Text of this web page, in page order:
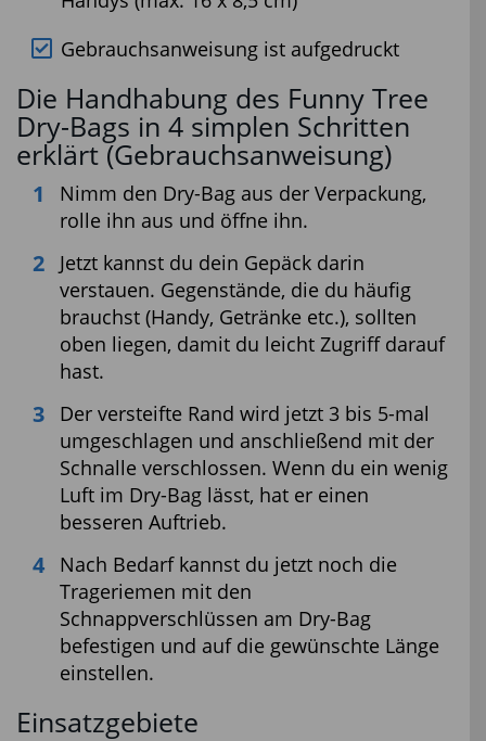
Gebrauchsanweisung ist aufgedruckt
Die Handhabung des Funny Tree
Dry-Bags in 4 simplen Schritten
erklärt (Gebrauchsanweisung)
Nimm den Dry-Bag aus der Verpackung,
rolle ihn aus und öffne ihn.
Jetzt kannst du dein Gepäck darin
verstauen. Gegenstände, die du häufig
brauchst (Handy, Getränke etc.), sollten
oben liegen, damit du leicht Zugriff darauf
hast.
Der versteifte Rand wird jetzt 3 bis 5-mal
umgeschlagen und anschließend mit der
Schnalle verschlossen. Wenn du ein wenig
Luft im Dry-Bag lässt, hat er einen
besseren Auftrieb.
Nach Bedarf kannst du jetzt noch die
Trageriemen mit den
Schnappverschlüssen am Dry-Bag
befestigen und auf die gewünschte Länge
einstellen.
Einsatzgebiete